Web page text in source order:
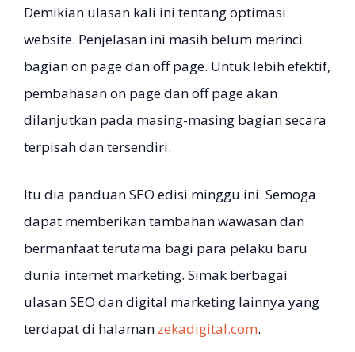
Demikian ulasan kali ini tentang optimasi
website. Penjelasan ini masih belum merinci
bagian on page dan off page. Untuk lebih efektif,
pembahasan on page dan off page akan
dilanjutkan pada masing-masing bagian secara
terpisah dan tersendiri.
Itu dia panduan SEO edisi minggu ini. Semoga
dapat memberikan tambahan wawasan dan
bermanfaat terutama bagi para pelaku baru
dunia internet marketing. Simak berbagai
ulasan SEO dan digital marketing lainnya yang
terdapat di halaman zekadigital.com.